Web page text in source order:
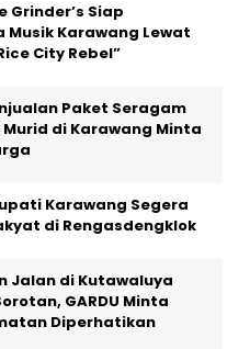
Grinder’s Siap
Musik Karawang Lewat
City Rebel”
Paket Seragam
Murid di Karawang Minta
Karawang Segera
di Rengasdengklok
Jalan di Kutawaluya
GARDU Minta
Diperhatikan